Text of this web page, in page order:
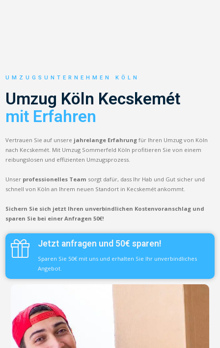
UMZUGSUNTERNEHMEN KÖLN
Umzug Köln Kecskemét
mit Erfahren
Vertrauen Sie auf unsere jahrelange Erfahrung für Ihren Umzug von Köln
nach Kecskemét. Mit Umzug Sommerfeld Köln profitieren Sie von einem
reibungslosen und effizienten Umzugsprozess.
Unser professionelles Team sorgt dafür, dass Ihr Hab und Gut sicher und
schnell von Köln an Ihrem neuen Standort in Kecskemét ankommt.
Sichern Sie sich jetzt Ihren unverbindlichen Kostenvoranschlag und
sparen Sie bei einer Anfragen 50€!
Jetzt anfragen und 50€ sparen!
Sparen Sie 50€ mit uns und erhalten Sie Ihr unverbindliches
Angebot.